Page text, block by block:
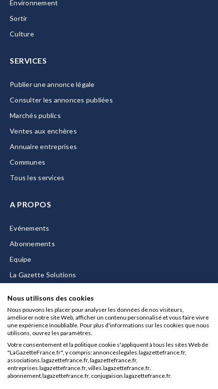
Environnement
Sortir
Culture
SERVICES
Publier une annonce légale
Consulter les annonces publiées
Marchés publics
Ventes aux enchères
Annuaire entreprises
Communes
Tous les services
A PROPOS
Evénements
Abonnements
Equipe
La Gazette Solutions
Mentions légales
CGU/CGV
Données personnelles
Nous utilisons des cookies
Nous pouvons les placer pour analyser les données de nos visiteurs,
améliorer notre site Web, afficher un contenu personnalisé et vous faire vivre
une expérience inoubliable. Pour plus d'informations sur les cookies que nous
utilisons, ouvrez les paramètres.
Votre consentement et la politique cookie s'appliquent à tous les sites Web de
"LaGazetteFrance.fr", y compris: annonceslegales.lagazettefrance.fr,
associations.lagazettefrance.fr, lagazettefrance.fr,
entreprises.lagazettefrance.fr, villes.lagazettefrance.fr,
abonnement.lagazettefrance.fr, conjugaison.lagazettefrance.fr.